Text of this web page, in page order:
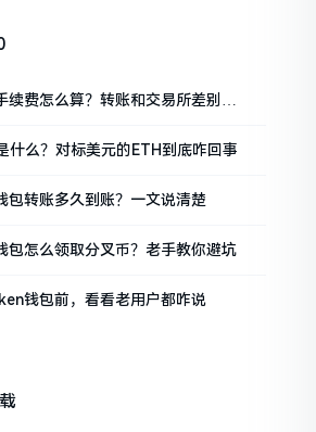
续费怎么算？转账和交易所差别大
什么？对标美元的ETH到底咋回事
包转账多久到账？一文说清楚
包怎么领取分叉币？老手教你避坑
钱包前，看看老用户都咋说